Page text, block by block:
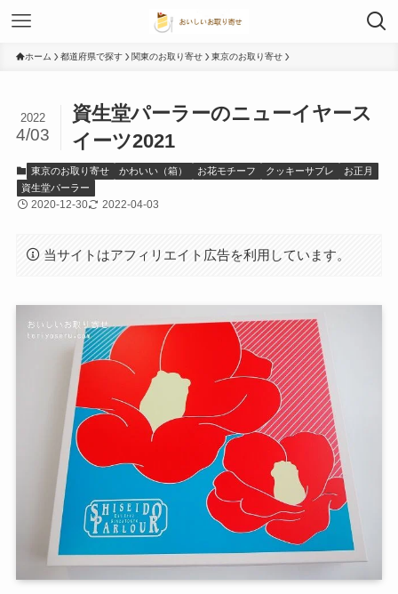
ホーム 都道府県で探す 関東のお取り寄せ 東京のお取り寄せ
資生堂パーラーのニューイヤース
イーツ2021
2022
4/03
東京のお取り寄せ かわいい（箱） お花モチーフ クッキーサブレ
お正月
資生堂パーラー
2020-12-30 2022-04-03
当サイトはアフィリエイト広告を利用しています。